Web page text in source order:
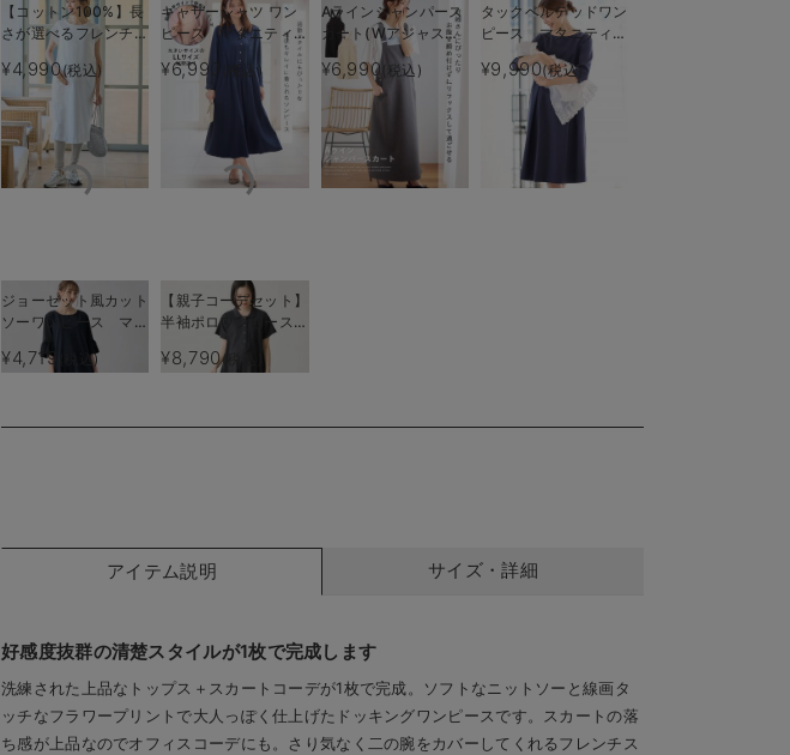
【コットン100%】長
さが選べるフレンチス
リーブワンピース マ
タニティ・産後授乳服
【出産後も長く使え
る】
¥4,990(税込)
ギャザーシャツ ワン
ピース マタニティ・
授乳服【出産後も長く
使える】
¥6,990 (税込)
Aラインジャンパース
カート(Wアジャスタ
ー付) マタニティ・
授乳服【出産後も長く
着られる】
¥6,990 (税込)
タックベルテッドワン
ピース マタニティ・
授乳服【出産後も長く
使える】
¥9,990(税込)
ジョーゼット風カット
ソーワンピース マタ
ニティ・産後授乳【出
産後も長く使える】
¥4,719 (税込)
【親子コーデセット】
半袖ポロワンピース
（ひざ下丈）＆襟付き
ポロロンパース 出産
¥8,790(税込)
アイテム説明 サイズ・詳細
好感度抜群の清楚スタイルが1枚で完成します
洗練された上品なトップス＋スカートコーデが1枚で完成。ソフトなニットソーと線画タ
ッチなフラワープリントで大人っぽく仕上げたドッキングワンピースです。スカートの落
ち感が上品なのでオフィスコーデにも。さり気なく二の腕をカバーしてくれるフレンチス